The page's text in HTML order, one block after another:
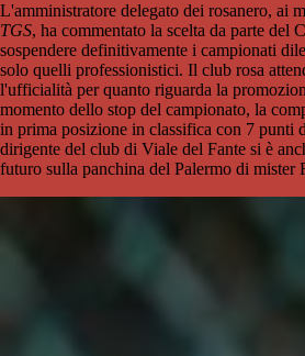
L'amministratore delegato dei rosanero, ai
TGS, ha commentato la scelta da parte del
sospendere definitivamente i campionati
solo quelli professionistici. Il club rosa
l'ufficialità per quanto riguarda la
momento dello stop del campionato, la
in prima posizione in classifica con 7 punti
dirigente del club di Viale del Fante si è
futuro sulla panchina del Palermo di mister